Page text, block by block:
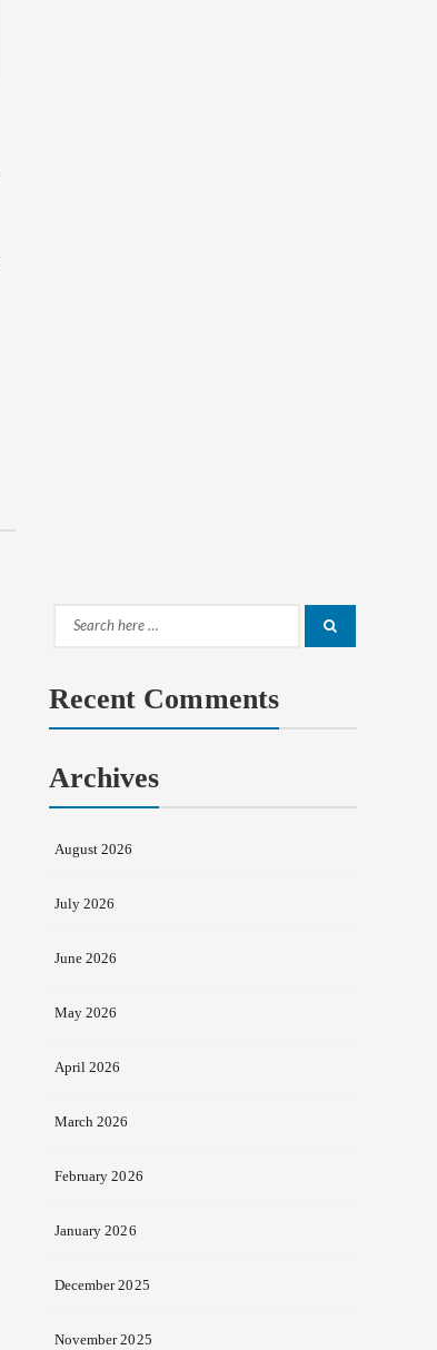
Search
Recent Comments
Archives
August 2026
July 2026
June 2026
May 2026
April 2026
March 2026
February 2026
January 2026
December 2025
November 2025